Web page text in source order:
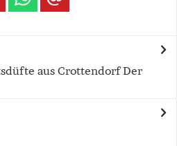
aus Crottendorf Der